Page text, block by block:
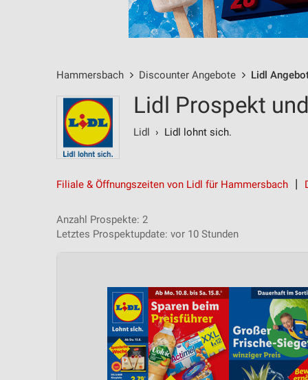
Hammersbach Discounter Angebote Lidl
Lidl Prospekt
Lidl › Lidl lohnt sich.
Filiale & Öffnungszeiten von Lidl für Hammersbach
Anzahl Prospekte: 2
Letztes Prospektupdate: vor 10 Stunden